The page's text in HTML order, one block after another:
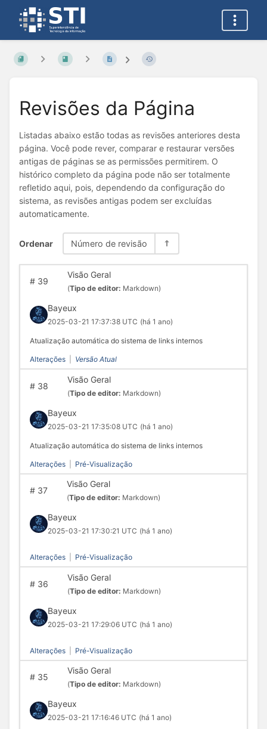
Revisões da Página
Listadas abaixo estão todas as revisões anteriores desta
página. Você pode rever, comparar e restaurar versões
antigas de páginas se as permissões permitirem. O
histórico completo da página pode não ser totalmente
refletido aqui, pois, dependendo da configuração do
sistema, as revisões antigas podem ser excluídas
automaticamente.
Ordenar Número de revisão
#39
Visão Geral
(Tipo de editor: Markdown)
Bayeux
2025-03-21 17:37:38 UTC (há 1 ano)
Atualização automática do sistema de links internos
Alterações Versão Atual
#38
Visão Geral
(Tipo de editor: Markdown)
Bayeux
2025-03-21 17:35:08 UTC (há 1 ano)
Atualização automática do sistema de links internos
Alterações Pré-Visualização
#37
Visão Geral
(Tipo de editor: Markdown)
Bayeux
2025-03-21 17:30:21 UTC (há 1 ano)
Alterações Pré-Visualização
#36
Visão Geral
(Tipo de editor: Markdown)
Bayeux
2025-03-21 17:29:06 UTC (há 1 ano)
Alterações Pré-Visualização
#35
Visão Geral
(Tipo de editor: Markdown)
Bayeux
2025-03-21 17:16:46 UTC (há 1 ano)